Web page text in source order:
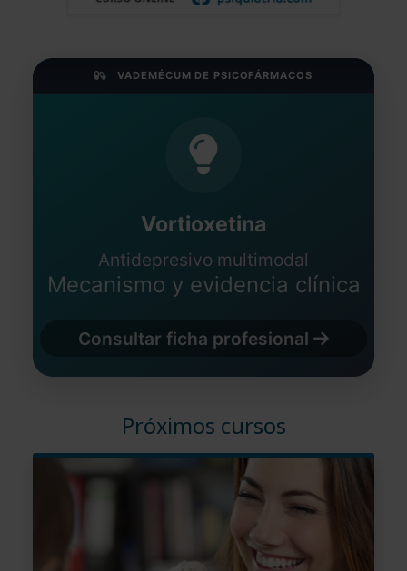
VADEMÉCUM DE PSICOFÁRMACOS
Vortioxetina
Antidepresivo multimodal
Mecanismo y evidencia clínica
Consultar ficha profesional
Próximos cursos